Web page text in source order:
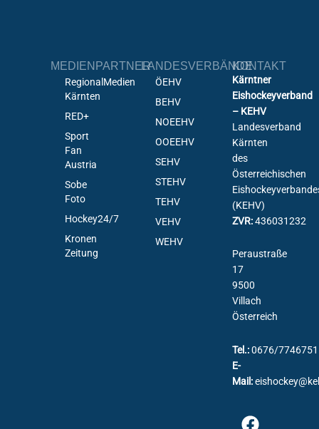
MEDIENPARTNER
RegionalMedien
Kärnten
RED+
Sport
Fan
Austria
Sobe
Foto
Hockey24/7
Kronen
Zeitung
LANDESVERBÄNDE
ÖEHV
BEHV
NOEEHV
OOEEHV
SEHV
STEHV
TEHV
VEHV
WEHV
KONTAKT
Kärntner
Eishockeyverband
– KEHV
Landesverband
Kärnten
des
Österreichischen
(KEHV)
ZVR:436031232
Peraustraße
17
9500
Villach
Österreich
Tel.:0676/7746751
E-
Mail: